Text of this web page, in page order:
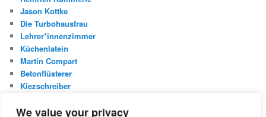
We value your privacy
Jason Kottke
Die Turbohausfrau
Lehrer*innenzimmer
Küchenlatein
Martin Compart
Betonflüsterer
Kiezschreiber